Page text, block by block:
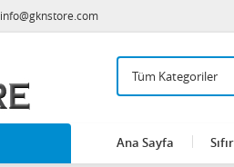
info@gknstore.com
Ana Sayfa